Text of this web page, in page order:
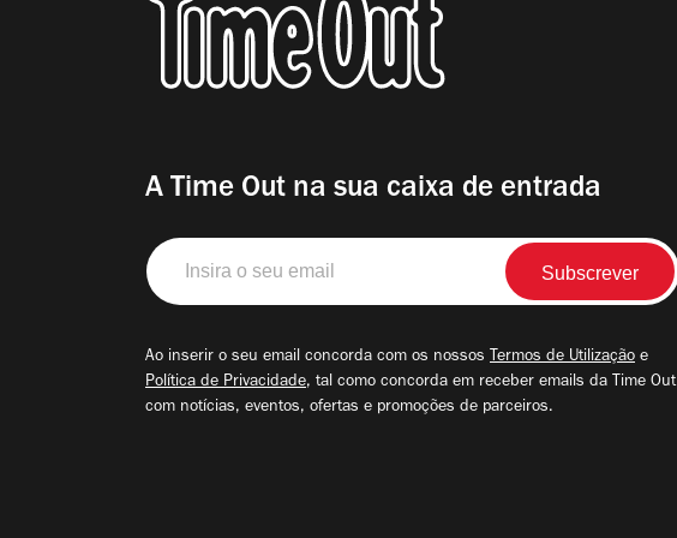
A Time Out na sua caixa de entrada
Insira
o
seu
Ao inserir o seu email concorda com os nossos Termos de Utilização e
Política de Privacidade, tal como concorda em receber emails da Time Out
com notícias, eventos, ofertas e promoções de parceiros.